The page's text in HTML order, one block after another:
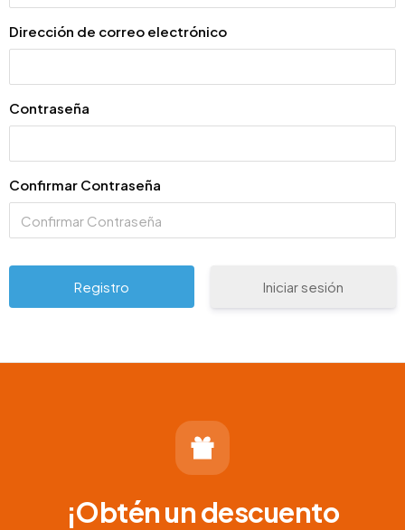
Dirección de correo electrónico
Contraseña
Confirmar Contraseña
Iniciar sesión
¡Obtén un descuento